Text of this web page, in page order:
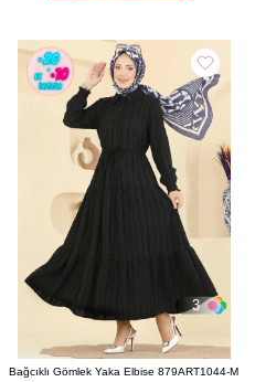
3
Bağcıklı Gömlek Yaka Elbise 879ART1044-M